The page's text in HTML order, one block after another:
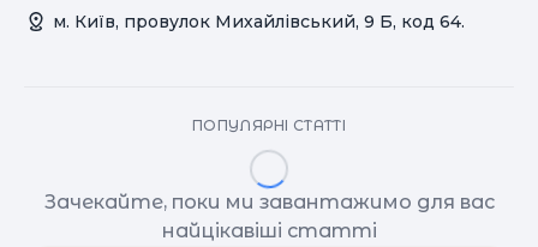
м. Київ, провулок Михайлівський, 9 Б, код 64.
ПОПУЛЯРНІ СТАТТІ
Зачекайте, поки ми завантажимо для вас
найцікавіші статті